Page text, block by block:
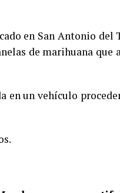
en San Antonio del
de marihuana que
en un vehículo